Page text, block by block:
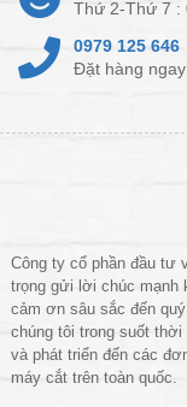
Thứ 2-Thứ 7 :
0979 125 646
Đặt hàng ngay
Công ty cổ phần đầu tư
trọng gửi lời chúc mạnh
cảm ơn sâu sắc đến
chúng tôi trong suốt
và phát triển đến các
máy cắt trên toàn quốc.